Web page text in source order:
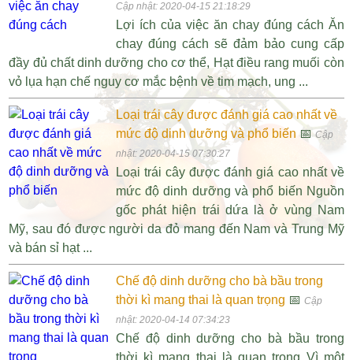
Cập nhật: 2020-04-15 21:18:29
Lợi ích của việc ăn chay đúng cách Ăn
chay đúng cách sẽ đảm bảo cung cấp
đầy đủ chất dinh dưỡng cho cơ thể, Hạt điều rang muối còn
vỏ lụa hạn chế nguy cơ mắc bệnh về tim mạch, ung ...
Loại trái cây được đánh giá cao nhất về
mức độ dinh dưỡng và phổ biến 📅Cập
nhật: 2020-04-15 07:30:27
Loại trái cây được đánh giá cao nhất về
mức độ dinh dưỡng và phổ biến Nguồn
gốc phát hiện trái dứa là ở vùng Nam
Mỹ, sau đó được người da đỏ mang đến Nam và Trung Mỹ
và bán sỉ hạt ...
Chế độ dinh dưỡng cho bà bầu trong
thời kì mang thai là quan trọng 📅 Cập
nhật: 2020-04-14 07:34:23
Chế độ dinh dưỡng cho bà bầu trong
thời kì mang thai là quan trọng Vì một